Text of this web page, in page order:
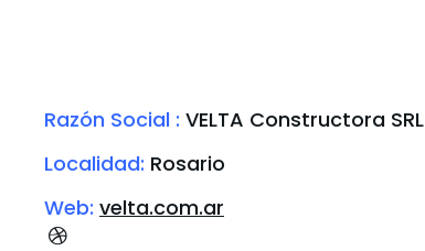
Razón Social : VELTA Constructora SRL
Localidad: Rosario
Web: velta.com.ar